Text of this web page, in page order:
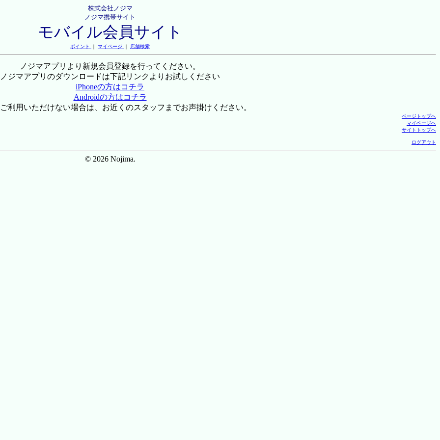
株式会社ノジマ
ノジマ携帯サイト
モバイル会員サイト
ポイント ｜ マイページ ｜ 店舗検索
ノジマアプリより新規会員登録を行ってください。
ノジマアプリのダウンロードは下記リンクよりお試しください
iPhoneの方はコチラ
Androidの方はコチラ
利用いただけない場合は、お近くのスタッフまでお声掛けください。
ページトップへ
マイページへ
サイトトップへ
ログアウト
© 2026 Nojima.